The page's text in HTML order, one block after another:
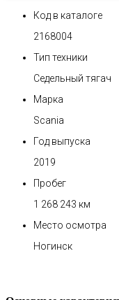
Код в каталоге
2168004
Тип техники
Седельный тягач
Марка
Scania
Год выпуска
2019
Пробег
1 268 243 км
Место осмотра
Ногинск